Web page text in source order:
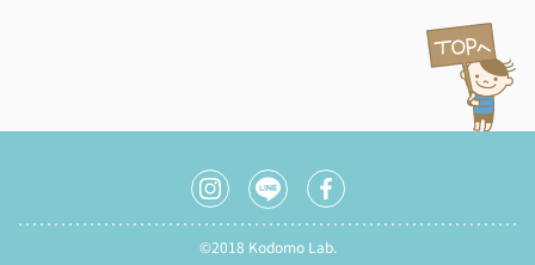
©2018 Kodomo Lab.